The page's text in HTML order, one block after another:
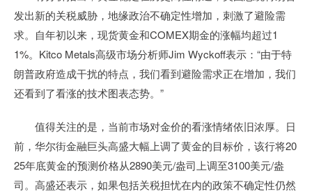
发出新的关税威胁，地缘政治不确定性增加，刺激了避险需
求。自年初以来，现货黄金和COMEX期金的涨幅均超过1
1%。Kitco Metals高级市场分析师Jim Wyckoff表示：“由于特
朗普政府造成干扰的特点，我们看到避险需求正在增加，我们
还看到了看涨的技术图表态势。”
值得关注的是，当前市场对金价的看涨情绪依旧浓厚。日
前，华尔街金融巨头高盛大幅上调了黄金的目标价，该行将20
25年底黄金的预测价格从2890美元/盎司上调至3100美元/盎
司。高盛还表示，如果包括关税担忧在内的政策不确定性仍然